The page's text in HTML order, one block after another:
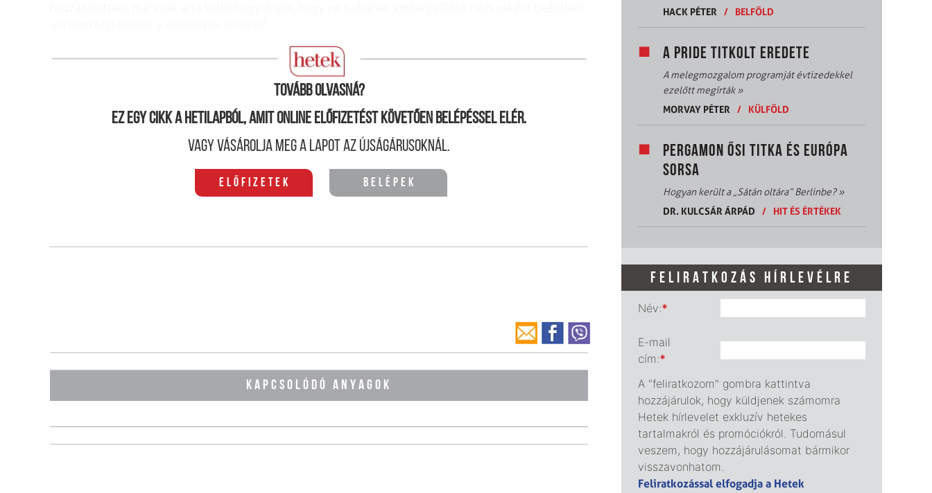
Miért haragudna bárki is önre, ha rámutat a rendszer gyenge pontjaira?
Tovább olvasná?
Ez egy cikk a hetilapból, amit online előfizetést követően belépéssel elér.
Vagy vásárolja meg a lapot az újságárusoknál.
Előfizetek Belépek
KAPCSOLÓDÓ ANYAGOK
HACK PÉTER
/ BELFÖLD
A PRIDE TITKOLT EREDETE
A melegmozgalom programját évtizedekkel
ezelőtt megírták»
MORVAY PÉTER
/ KÜLFÖLD
PERGAMON ŐSI TITKA ÉS EURÓPA
SORSA
Hogyan került a „Sátán oltára” Berlinbe?»
DR. KULCSÁR ÁRPÁD
/ HIT ÉS ÉRTÉKEK
FELIRATKOZÁS HÍRLEVÉLRE
Név:*
E-mail
cím:*
A "feliratkozom" gombra kattintva
hozzájárulok, hogy küldjenek számomra
Hetek hírlevelet exkluzív hetekes
tartalmakról és promóciókról. Tudomásul
veszem, hogy hozzájárulásomat bármikor
visszavonhatom.
Feliratkozással elfogadja a Hetek